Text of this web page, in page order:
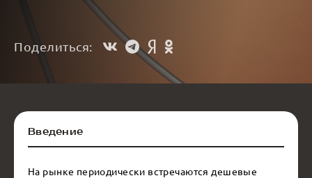
Поделиться:
Введение
На рынке периодически встречаются дешевые